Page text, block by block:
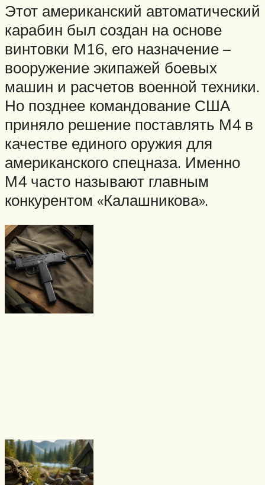
Этот американский автоматический
карабин был создан на основе
винтовки М16, его назначение –
вооружение экипажей боевых
машин и расчетов военной техники.
Но позднее командование США
приняло решение поставлять М4 в
качестве единого оружия для
американского спецназа. Именно
М4 часто называют главным
конкурентом «Калашникова».